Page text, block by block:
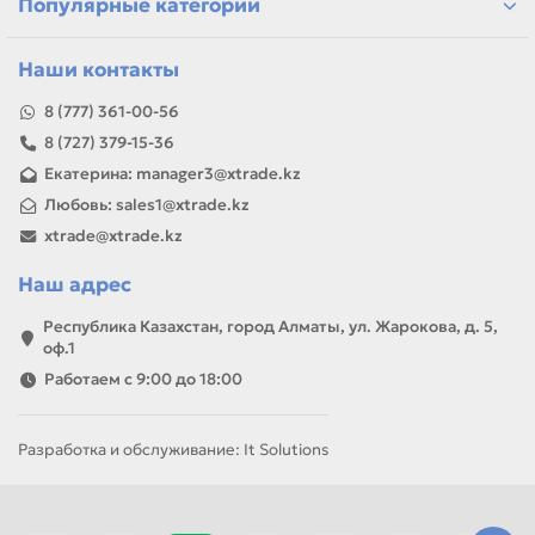
Популярные категории
Наши контакты
8 (777) 361-00-56
8 (727) 379-15-36
Екатерина: manager3@xtrade.kz
Любовь: sales1@xtrade.kz
xtrade@xtrade.kz
Наш адрес
Республика Казахстан, город Алматы, ул. Жарокова, д. 5,
оф.1
Работаем с 9:00 до 18:00
Разработка и обслуживание: It Solutions